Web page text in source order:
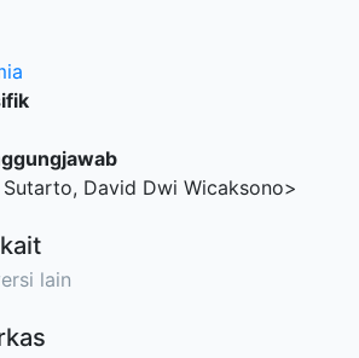
Sutarto, David Dwi Wicaksono>
lain